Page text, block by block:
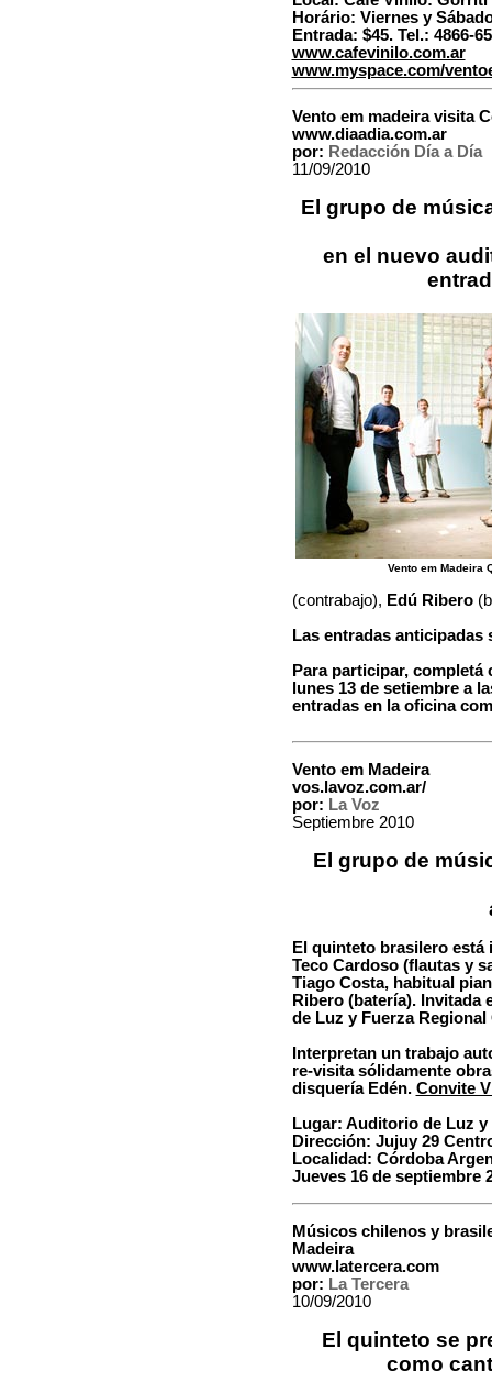
Horário: Viernes y
Entrada: $45. Tel.: 4866-
www.cafevinilo.com.ar
www.myspace.com/
Vento em madeira visita
www.diaadia.com.ar
por: Redacción Día a Día
11/09/2010
El grupo de
en el nuevo
Vento em Madeira
(contrabajo), Edú Ribero
Las entradas anticipadas
Para participar,
lunes 13 de setiembre a
entradas en la oficina
Vento em Madeira
vos.lavoz.com.ar/
por: La Voz
Septiembre 2010
El grupo de
El quinteto brasilero
Teco Cardoso (flautas y
Tiago Costa, habitual
Ribero (batería). Invitada
de Luz y Fuerza
Interpretan un trabajo
re-visita sólidamente
disquería Edén. Convite
Lugar: Auditorio de Luz y
Dirección: Jujuy 29
Localidad: Córdoba
Jueves 16 de septiembre
Músicos chilenos y
Madeira
www.latercera.com
por: La Tercera
10/09/2010
El quinteto se
como